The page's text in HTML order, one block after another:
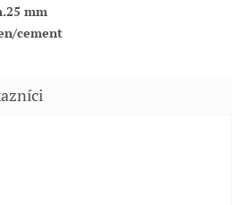
mm
cement
je 5 z 5 hvězdiček.